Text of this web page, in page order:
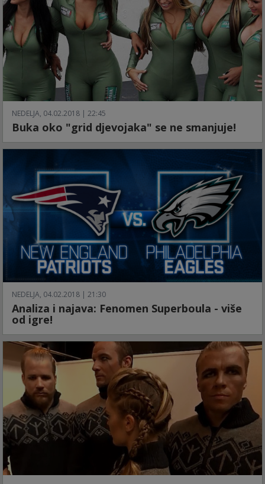
NEDELJA, 04.02.2018 | 22:45
Buka oko "grid djevojaka" se ne smanjuje!
NEDELJA, 04.02.2018 | 21:30
Analiza i najava: Fenomen Superboula - više
od igre!